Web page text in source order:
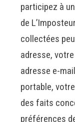
participez à
de
collectées
adresse,
adresse e-
portable,
des faits
préférences